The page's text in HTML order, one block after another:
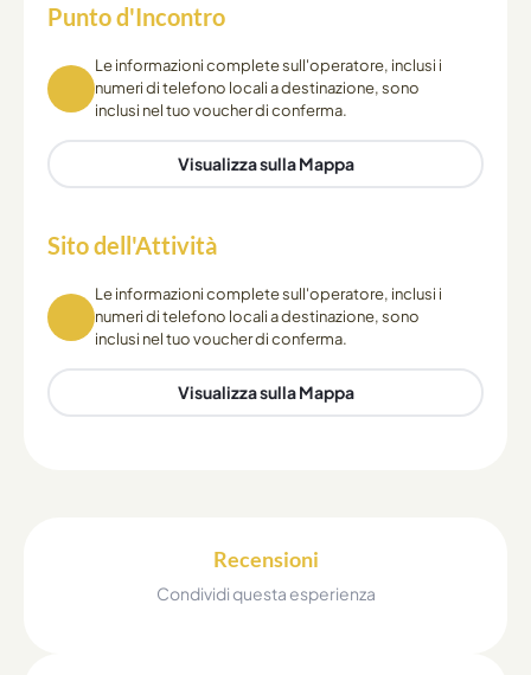
Punto d'Incontro
Le informazioni complete sull'operatore, inclusi i
numeri di telefono locali a destinazione, sono
inclusi nel tuo voucher di conferma.
Visualizza sulla Mappa
Sito dell'Attività
Le informazioni complete sull'operatore, inclusi i
numeri di telefono locali a destinazione, sono
inclusi nel tuo voucher di conferma.
Visualizza sulla Mappa
Recensioni
Condividi questa esperienza